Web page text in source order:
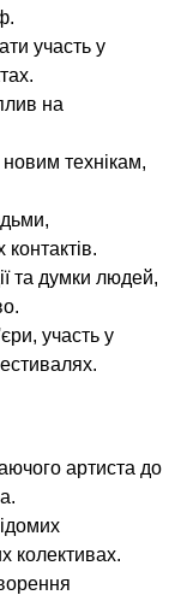
участь у
на
технікам,
та думки людей,
участь у
артиста до
колективах.